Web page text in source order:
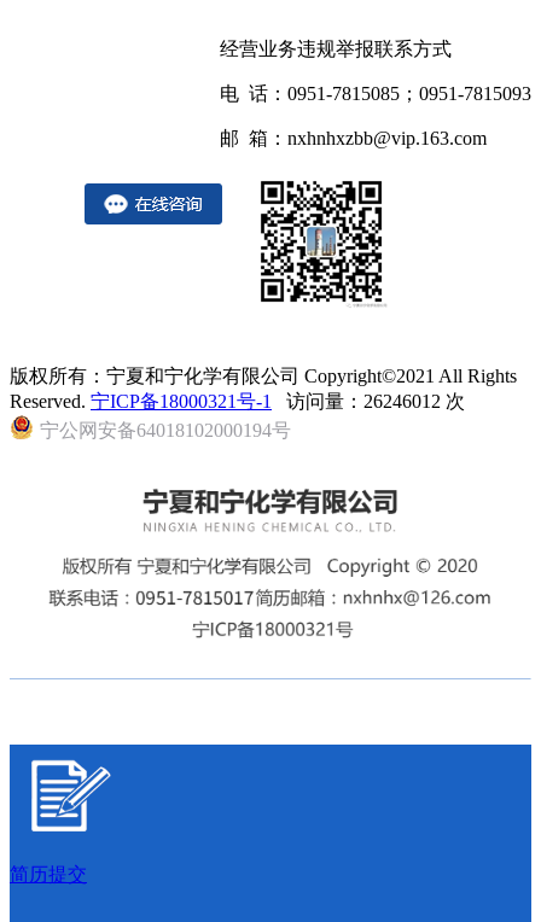
经营业务违规举报联系方式
电 话：0951-7815085；0951-7815093
邮 箱：nxhnhxzbb@vip.163.com
版权所有：宁夏和宁化学有限公司 Copyright©2021 All Rights
Reserved. 宁ICP备18000321号-1
访问量：26246012 次
宁公网安备64018102000194号
简历提交